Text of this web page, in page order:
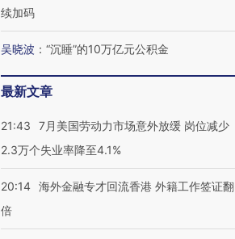
续加码
吴晓波 ： “沉睡”的10万亿元公积金
最新文章
21:43
7月美国劳动力市场意外放缓 岗位减少
2.3万个失业率降至4.1%
20:14 海外金融专才回流香港 外籍工作签证翻
倍